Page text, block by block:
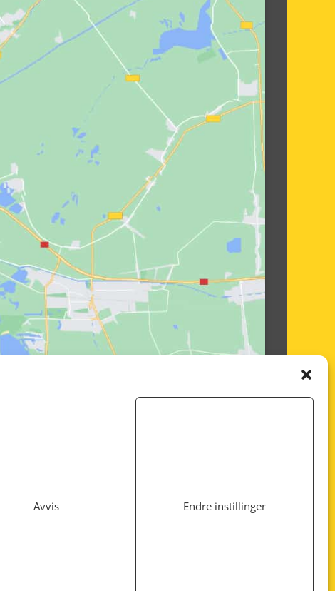
Avvis Endre instillinger